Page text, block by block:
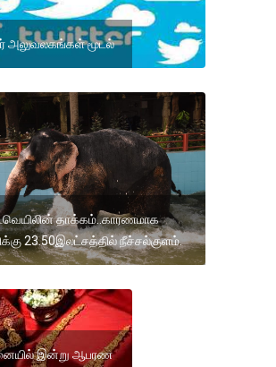
அலுவலகங்கள் மூடல்
தாக்கம்..காரணமாக
23.50இலட்சத்தில் நீச்சல்குளம்.
இன்று ஆபரண